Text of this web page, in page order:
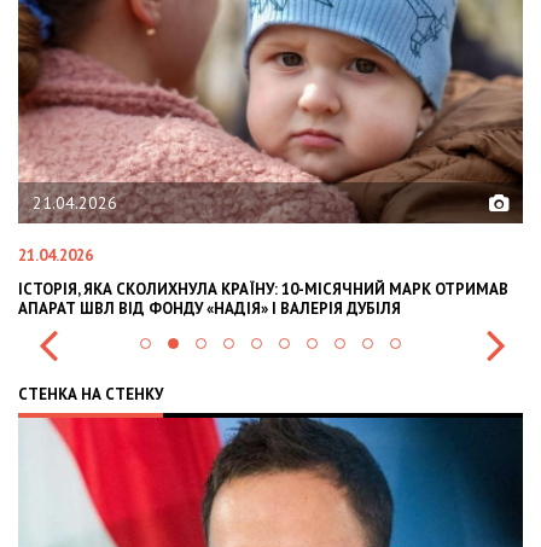
21.04.2026
21.04.2026
ІСТОРІЯ, ЯКА СКОЛИХНУЛА КРАЇНУ: 10-МІСЯЧНИЙ МАРК ОТРИМАВ
АПАРАТ ШВЛ ВІД ФОНДУ «НАДІЯ» І ВАЛЕРІЯ ДУБІЛЯ
СТЕНКА НА СТЕНКУ